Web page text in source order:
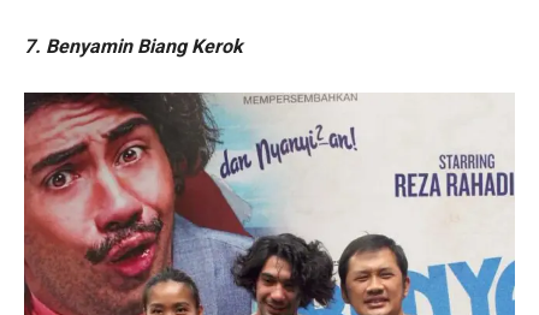
7. Benyamin Biang Kerok